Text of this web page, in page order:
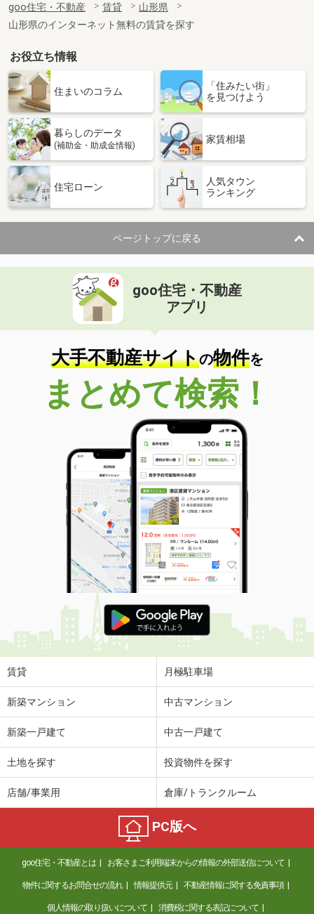
専有面積
23.61m²
間取り
1K
山形県山形市北山形１丁目
価 格
4.90万円
山形県山形市北山形１丁目
専有面積 23.18m²
間取り
山形県山形市宮町１丁目
住 所
山形県山形市宮町１丁目
専有面積 23.18m²
間取り
1K
山形県寒河江市西根１丁目
価 格
住 所
山形県寒河江市西根１丁目
専有面積 48.38m²
間取り
1LDK
山形県山形市吉原２
価 格
7.90万円
山形県山形市吉原２
55.04m²
間取り
2LDK
山形県山形市桜田東３
価 格
5.90万円
住 所
山形県山形市桜田東３
専有面積 45.45m²
間取り
2DK
山形県山形市富の中４
価 格
7万円
住 所
山形県山形市富の中４
専有面積
山形県米沢市西大通２丁目
4.10万円
山形県山形市大字松原字東谷地
5.10万円
住 所
山形県山形市大字松原字東谷地
専有面積 32.03m²
間取り
1K
山形県寒河江市大字高屋字西浦
goo住宅・不動産 賃貸
山形県
山形県のインターネット無料の賃貸を探す
お役立ち情報
住まいのコラム
「住みたい街」
を見つけよう
暮らしのデータ
(補助金・助成金情報)
家賃相場
住宅ローン
人気タウン
ランキング
ページトップに戻る
goo住宅・不動産
アプリ
大手不動産サイトの物件を
まとめて検索！
賃貸 月極駐車場
新築マンション 中古マンション
新築一戸建て 中古一戸建て
土地を探す 投資物件を探す
店舗/事業用 倉庫/トランクルーム
PC版へ
goo住宅・不動産とは お客さまご利用端末からの情報の外部送信について
物件に関するお問合せの流れ 情報提供元 不動産情報に関する免責事項
個人情報の取り扱いについて 消費税に関する表記について